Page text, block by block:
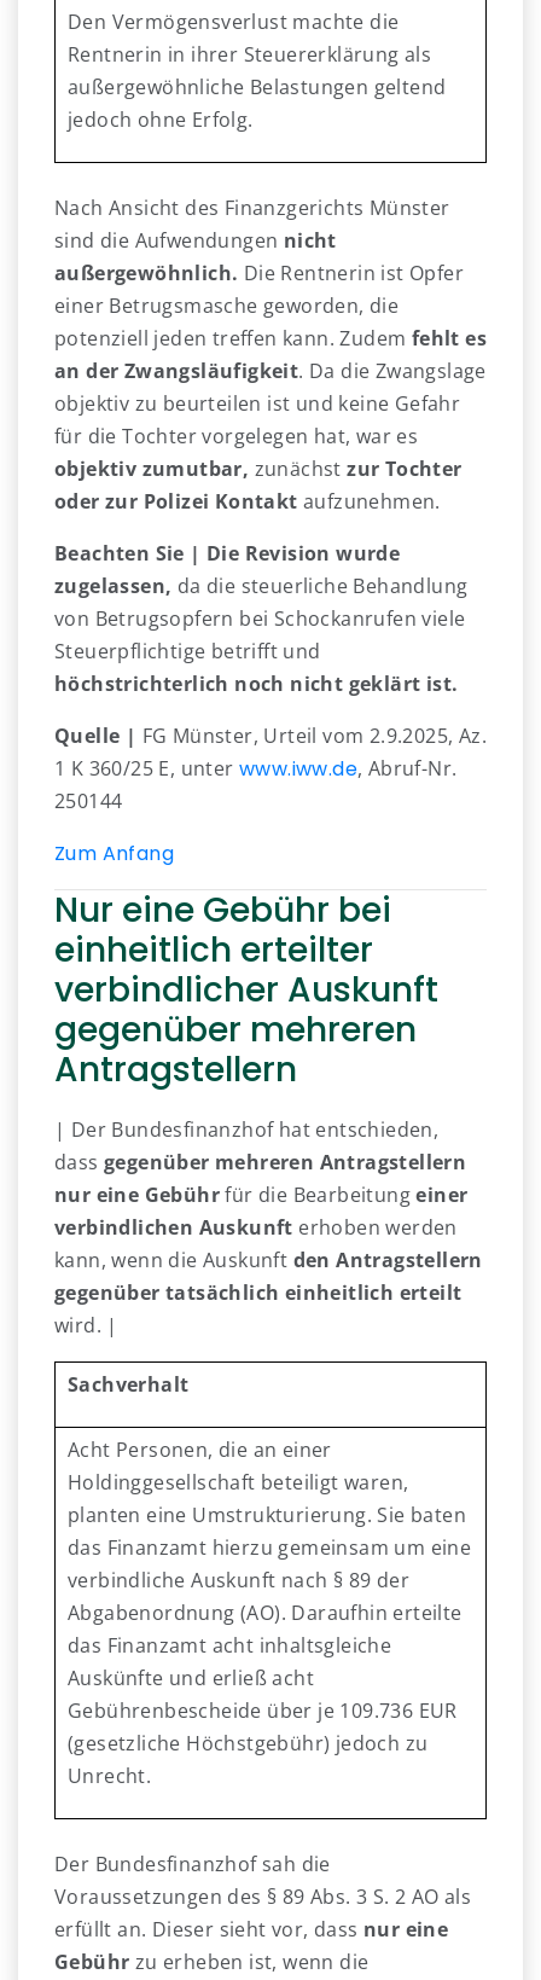
Den Vermögensverlust machte die
Rentnerin in ihrer Steuererklärung als
außergewöhnliche Belastungen geltend
jedoch ohne Erfolg.
Nach Ansicht des Finanzgerichts Münster
sind die Aufwendungen nicht
außergewöhnlich. Die Rentnerin ist Opfer
einer Betrugsmasche geworden, die
potenziell jeden treffen kann. Zudem fehlt es
an der Zwangsläufigkeit. Da die Zwangslage
objektiv zu beurteilen ist und keine Gefahr
für die Tochter vorgelegen hat, war es
objektiv zumutbar, zunächst zur Tochter
oder zur Polizei Kontakt aufzunehmen.
Beachten Sie | Die Revision wurde
zugelassen, da die steuerliche Behandlung
von Betrugsopfern bei Schockanrufen viele
Steuerpflichtige betrifft und
höchstrichterlich noch nicht geklärt ist.
Quelle | FG Münster, Urteil vom 2.9.2025, Az.
1 K 360/25 E, unter www.iww.de, Abruf-Nr.
250144
Zum Anfang
Nur eine Gebühr bei
einheitlich erteilter
verbindlicher Auskunft
gegenüber mehreren
Antragstellern
| Der Bundesfinanzhof hat entschieden,
dass gegenüber mehreren Antragstellern
nur eine Gebührfür die Bearbeitungeiner
verbindlichen Auskunft erhoben werden
kann, wenn die Auskunft den Antragstellern
gegenüber tatsächlich einheitlich erteilt
wird. |
Sachverhalt
Acht Personen, die an einer
Holdinggesellschaft beteiligt waren,
planten eine Umstrukturierung. Sie baten
das Finanzamt hierzu gemeinsam um eine
verbindliche Auskunft nach § 89 der
Abgabenordnung (AO). Daraufhin erteilte
das Finanzamt acht inhaltsgleiche
Auskünfte und erließ acht
Gebührenbescheide über je 109.736 EUR
(gesetzliche Höchstgebühr) jedoch zu
Unrecht.
Der Bundesfinanzhof sah die
Voraussetzungen des § 89 Abs. 3 S. 2 AO als
erfüllt an. Dieser sieht vor, dass nur eine
Gebühr zu erheben ist, wenn die